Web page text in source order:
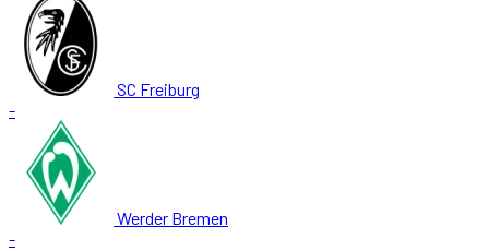
SC Freiburg
-
Werder Bremen
-